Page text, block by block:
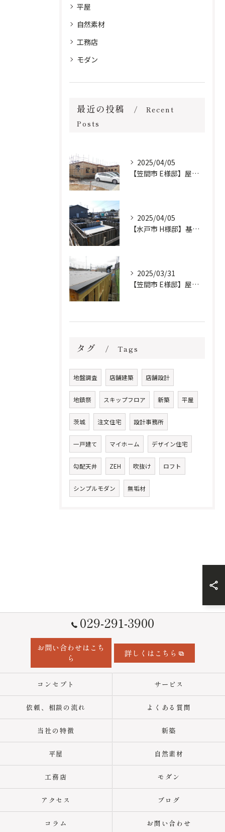
平屋
自然素材
工務店
モダン
最近の投稿
Recent
Posts
2025/04/05
【笠間市 E様邸】屋根工事完了しました。
2025/04/05
【水戸市 H様邸】基礎工事進行中です。
2025/03/31
【笠間市 E様邸】屋根防水下地施工しました。
タグ Tags
地盤調査 店舗建築 店舗設計
地鎮祭 スキップフロア 新築 平屋
茨城 注文住宅 設計事務所
一戸建て マイホーム デザイン住宅
勾配天井 ZEH 吹抜け ロフト
シンプルモダン 無垢材
029-291-3900
お問い合わせはこち
ら
詳しくはこちら
コンセプト サービス
依頼、相談の流れ よくある質問
当社の特徴 新築
平屋 自然素材
工務店 モダン
アクセス ブログ
コラム お問い合わせ